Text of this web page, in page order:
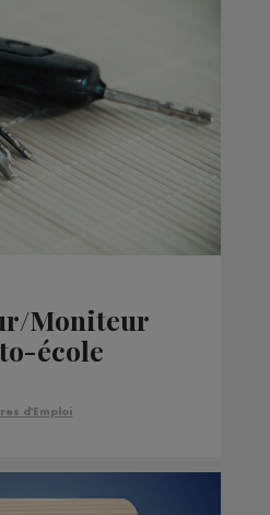
Moniteur
école
d'Emploi